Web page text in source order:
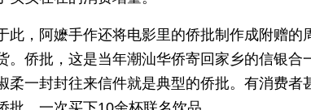
此，阿嬷手作还将电影里的侨批制作成附赠的
。侨批，这是当年潮汕华侨寄回家乡的信银合
柔一封封往来信件就是典型的侨批。有消费者